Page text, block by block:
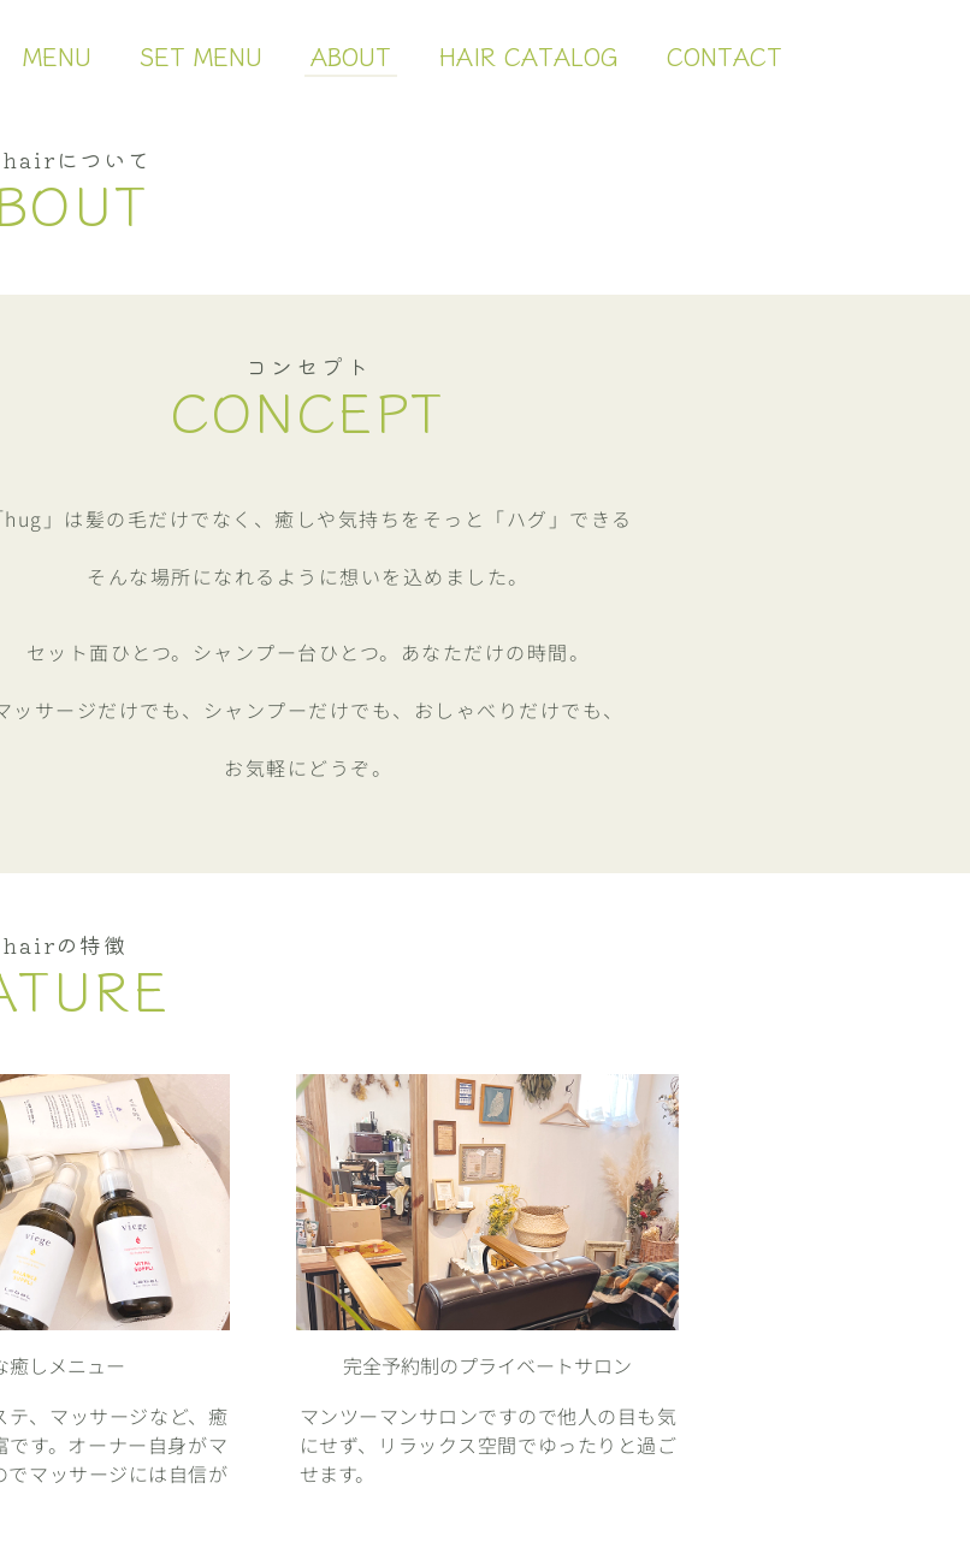
MENU SET MENU ABOUT HAIR CATALOG CONTACT
について
コンセプト
CONCEPT
hug」は髪の毛だけでなく、癒しや気持ちをそっと「ハグ」できる
そんな場所になれるように想いを込めました。
セット面ひとつ。シャンプー台ひとつ。あなただけの時間。
ッサージだけでも、シャンプーだけでも、おしゃべりだけでも、
お気軽にどうぞ。
の特徴
癒しメニュー
テ、マッサージなど、癒
です。オーナー自身がマ
でマッサージには自信が
完全予約制のプライベートサロン
マンツーマンサロンですので他人の目も気
にせず、リラックス空間でゆったりと過ご
せます。